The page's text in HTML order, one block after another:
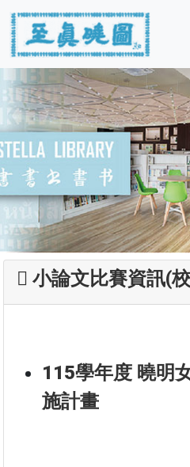
小論文比賽資訊(
115學年度 曉明
施計畫